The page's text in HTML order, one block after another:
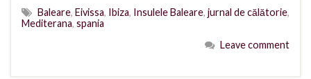
Baleare, Eivissa, Ibiza, Insulele Baleare, jurnal de călătorie,
Mediterana, spania
Leave comment